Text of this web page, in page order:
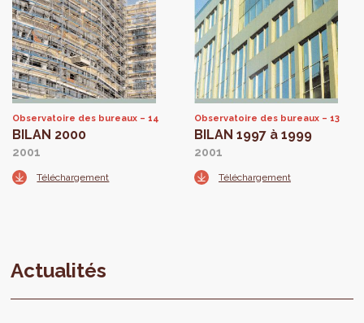
Observatoire des bureaux 14
BILAN 2000
2001
Téléchargement
Observatoire des bureaux 13
BILAN 1997 à 1999
2001
Téléchargement
Actualités